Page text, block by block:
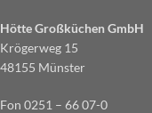
Hötte Großküchen GmbH
Krögerweg 15
48155 Münster
Fon 0251 – 66 07-0